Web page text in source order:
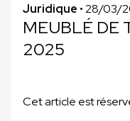
Juridique • 28/03/
MEUBLÉ DE
2025
Cet article est